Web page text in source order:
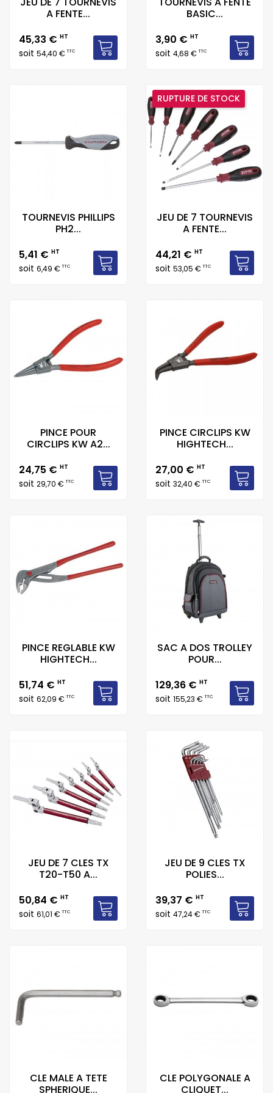
A FENTE...
Prix
45,33 € HT
soit 54,40 €TTC
BASIC...
Prix
3,90 € HT
soit 4,68 €TTC
TOURNEVIS PHILLIPS
PH2...
Prix
5,41 € HT
soit 6,49 €TTC
JEU DE 7 TOURNEVIS
A FENTE...
Prix
44,21 € HT
soit 53,05 €TTC
RUPTURE DE STOCK
PINCE POUR
CIRCLIPS KW A2...
Prix
24,75 € HT
soit 29,70 €TTC
PINCE CIRCLIPS KW
HIGHTECH...
Prix
27,00 € HT
soit 32,40 €TTC
PINCE REGLABLE KW
HIGHTECH...
Prix
51,74 € HT
soit 62,09 €TTC
SAC A DOS TROLLEY
POUR...
Prix
129,36 € HT
soit 155,23 €TTC
JEU DE 7 CLES TX
T20-T50 A...
Prix
50,84 € HT
soit 61,01 €TTC
JEU DE 9 CLES TX
POLIES...
Prix
39,37 € HT
soit 47,24 €TTC
CLE MALE A TETE
SPHERIQUE...
CLE POLYGONALE A
CLIQUET...